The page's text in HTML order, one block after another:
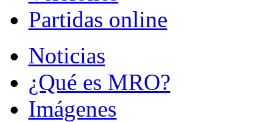
Partidas online
Noticias
¿Qué es MRO?
Imágenes